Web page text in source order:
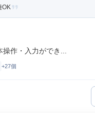
OK
作・入力ができ...
+27個